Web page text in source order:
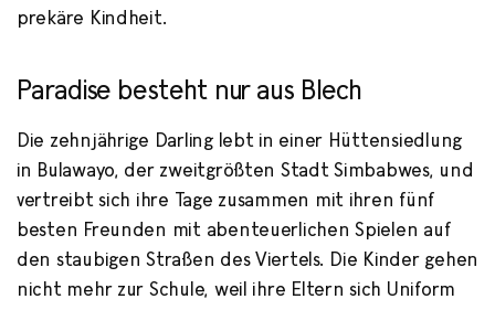
prekäre Kindheit.
Paradise besteht nur aus Blech
Die zehnjährige Darling lebt in einer Hüttensiedlung
in Bulawayo, der zweitgrößten Stadt Simbabwes, und
vertreibt sich ihre Tage zusammen mit ihren fünf
besten Freunden mit abenteuerlichen Spielen auf
den staubigen Straßen des Viertels. Die Kinder gehen
nicht mehr zur Schule, weil ihre Eltern sich Uniform